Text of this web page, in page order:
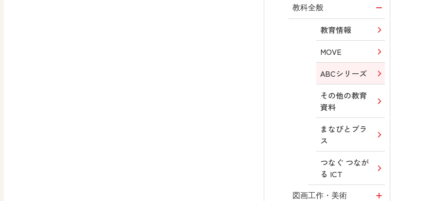
教科全般
教育情報
MOVE
ABCシリーズ
その他の教育
資料
まなびとプラ
ス
つなぐ つなが
る ICT
図画工作・美術